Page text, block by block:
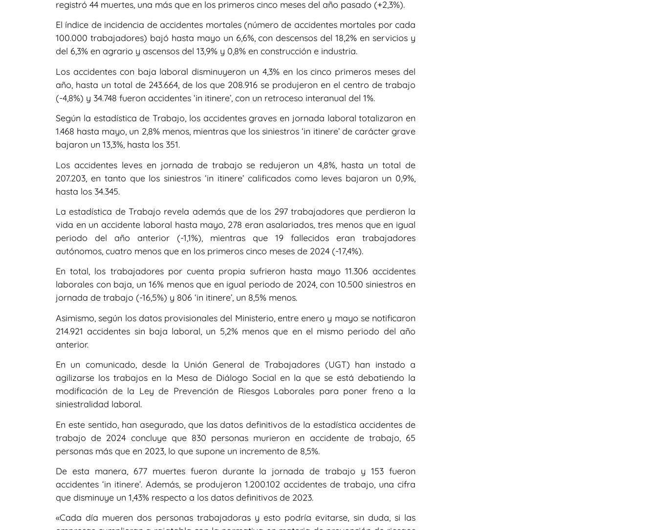
registró 44 muertes, una más que en los primeros cinco meses del año pasado (+2,3%).
El índice de incidencia de accidentes mortales (número de accidentes mortales por cada
100.000 trabajadores) bajó hasta mayo un 6,6%, con descensos del 18,2% en servicios y
del 6,3% en agrario y ascensos del 13,9% y 0,8% en construcción e industria.
Los accidentes con baja laboral disminuyeron un 4,3% en los cinco primeros meses del
año, hasta un total de 243.664, de los que 208.916 se produjeron en el centro de trabajo
(-4,8%) y 34.748 fueron accidentes ‘in itinere’, con un retroceso interanual del 1%.
Según la estadística de Trabajo, los accidentes graves en jornada laboral totalizaron en
1.468 hasta mayo, un 2,8% menos, mientras que los siniestros ‘in itinere’ de carácter grave
bajaron un 13,3%, hasta los 351.
Los accidentes leves en jornada de trabajo se redujeron un 4,8%, hasta un total de
207.203, en tanto que los siniestros ‘in itinere’ calificados como leves bajaron un 0,9%,
hasta los 34.345.
La estadística de Trabajo revela además que de los 297 trabajadores que perdieron la
vida en un accidente laboral hasta mayo, 278 eran asalariados, tres menos que en igual
periodo del año anterior (-1,1%), mientras que 19 fallecidos eran trabajadores
autónomos, cuatro menos que en los primeros cinco meses de 2024 (-17,4%).
En total, los trabajadores por cuenta propia sufrieron hasta mayo 11.306 accidentes
laborales con baja, un 16% menos que en igual periodo de 2024, con 10.500 siniestros en
jornada de trabajo (-16,5%) y 806 ‘in itinere’, un 8,5% menos.
Asimismo, según los datos provisionales del Ministerio, entre enero y mayo se notificaron
214.921 accidentes sin baja laboral, un 5,2% menos que en el mismo periodo del año
anterior.
En un comunicado, desde la Unión General de Trabajadores (UGT) han instado a
agilizarse los trabajos en la Mesa de Diálogo Social en la que se está debatiendo la
modificación de la Ley de Prevención de Riesgos Laborales para poner freno a la
siniestralidad laboral.
En este sentido, han asegurado, que las datos definitivos de la estadística accidentes de
trabajo de 2024 concluye que 830 personas murieron en accidente de trabajo, 65
personas más que en 2023, lo que supone un incremento de 8,5%.
De esta manera, 677 muertes fueron durante la jornada de trabajo y 153 fueron
accidentes ‘in itinere’. Además, se produjeron 1.200.102 accidentes de trabajo, una cifra
que disminuye un 1,43% respecto a los datos definitivos de 2023.
«Cada día mueren dos personas trabajadoras y esto podría evitarse, sin duda, si las